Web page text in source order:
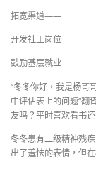
拓宽渠道——
开发社工岗位
鼓励基层就业
“冬冬你好，我是杨哥
中评估表上的问题“翻
友吗？平时喜欢看书
冬冬患有二级精神残
出了羞怯的表情，但